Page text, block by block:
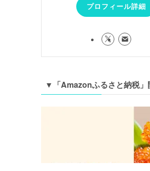
プロフィール詳細
▼「Amazonふるさと納税